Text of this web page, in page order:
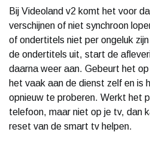
Bij Videoland v2 komt het voor
verschijnen of niet synchroon
of ondertitels niet per ongeluk
de ondertitels uit, start de
daarna weer aan. Gebeurt het
het vaak aan de dienst zelf en is
opnieuw te proberen. Werkt het
telefoon, maar niet op je tv, dan
reset van de smart tv helpen.